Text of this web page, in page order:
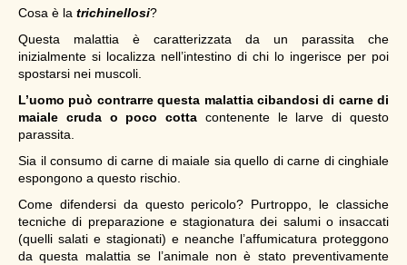
Cosa è la trichinellosi?
Questa malattia è caratterizzata da un parassita che
inizialmente si localizza nell’intestino di chi lo ingerisce per poi
spostarsi nei muscoli.
L’uomo può contrarre questa malattia cibandosi di carne di
maiale cruda o poco cotta contenente le larve di questo
parassita.
Sia il consumo di carne di maiale sia quello di carne di cinghiale
espongono a questo rischio.
Come difendersi da questo pericolo? Purtroppo, le classiche
tecniche di preparazione e stagionatura dei salumi o insaccati
(quelli salati e stagionati) e neanche l’affumicatura proteggono
da questa malattia se l’animale non è stato preventivamente